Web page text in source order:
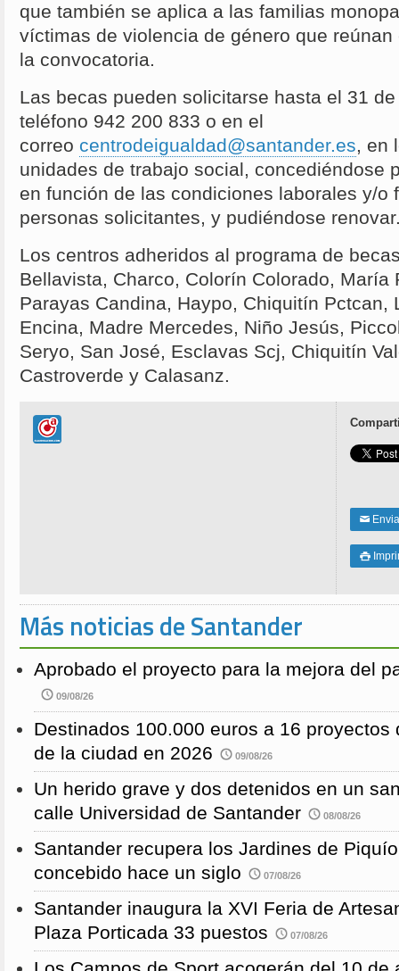
que también se aplica a las familias
víctimas de violencia de género que
la convocatoria.
Las becas pueden solicitarse hasta el 31
teléfono 942 200 833 o en el
correo centrodeigualdad@santander.es, en
unidades de trabajo social, concediéndose
en función de las condiciones laborales y/o
personas solicitantes, y pudiéndose
Los centros adheridos al programa de
Bellavista, Charco, Colorín Colorado, María
Parayas Candina, Haypo, Chiquitín Pctcan,
Encina, Madre Mercedes, Niño Jesús,
Seryo, San José, Esclavas Scj, Chiquitín
Castroverde y Calasanz.
✉

Más noticias de Santander
Aprobado el proyecto para la mejora del
09/08/26
Destinados 100.000 euros a 16
de la ciudad en 2026
09/08/26
Un herido grave y dos detenidos en un
calle Universidad de Santander
08/08/26
Santander recupera los Jardines de
concebido hace un siglo
07/08/26
Santander inaugura la XVI Feria de
Plaza Porticada 33 puestos
07/08/26